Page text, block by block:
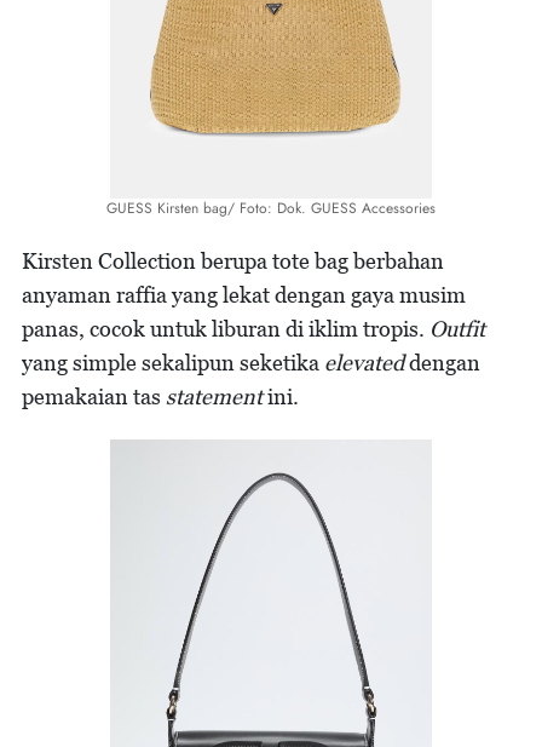
GUESS Kirsten bag/ Foto: Dok. GUESS Accessories
Kirsten Collectionberupa tote bag berbahan
anyaman raffia yang lekat dengan gaya musim
panas, cocok untuk liburan di iklim tropis. Outfit
yang simple sekalipun seketika elevateddengan
pemakaian tas statementini.